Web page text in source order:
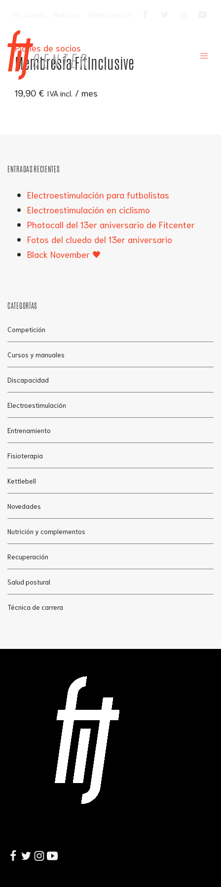
Planes de socios
Membresía FitInclusive
19,90 € IVA incl. / mes
ENTRADAS RECIENTES
Electroestimulación para futbolistas
Electroestimulación en ciclismo
Photocall del 13er aniversario de Fitcenter
Fotos del cluedo del 13er aniversario
Black November 🖤
CATEGORÍAS
Competición
Cursos y manuales
Discapacidad
Electroestimulación
Entrenamiento
Fisioterapia
Kettlebell
Novedades
Nutrición y complementos
Recuperación
Salud postural
Técnica de carrera